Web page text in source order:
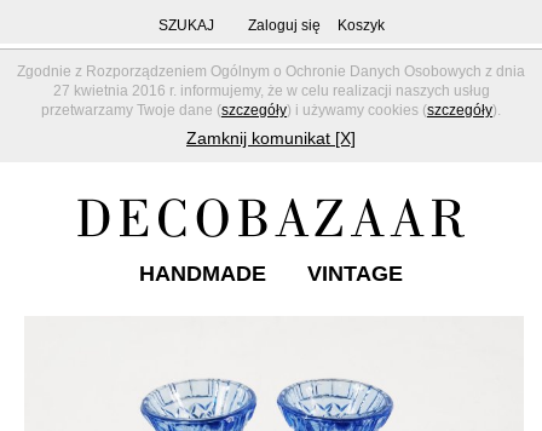
Zgodnie z Rozporządzeniem Ogólnym o Ochronie Danych Osobowych z dnia
27 kwietnia 2016 r. informujemy, że w celu realizacji naszych usług
przetwarzamy Twoje dane (szczegóły) i używamy cookies (szczegóły).
Zamknij komunikat [X]
SZUKAJ Zaloguj się Koszyk
HANDMADE VINTAGE